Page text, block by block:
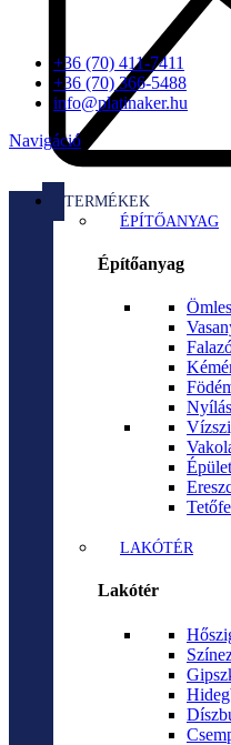
+36 (70) 411-7411
+36 (70) 366-5488
info@platinaker.hu
Navigáció
TERMÉKEK
ÉPÍTŐANYAG
Építőanyag
LAKÓTÉR
Lakótér